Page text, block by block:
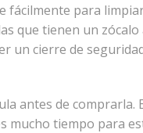
fácilmente para
que tienen un
un cierre de
antes de comprarla.
mucho tiempo para